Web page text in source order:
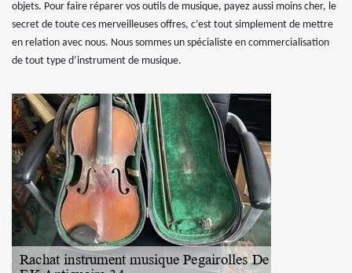
objets. Pour faire réparer vos outils de musique, payez aussi moins cher, le
secret de toute ces merveilleuses offres, c’est tout simplement de mettre
en relation avec nous. Nous sommes un spécialiste en commercialisation
de tout type d’instrument de musique.